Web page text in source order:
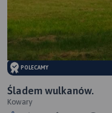
POLECAMY
Śladem wulkanów.
Kowary